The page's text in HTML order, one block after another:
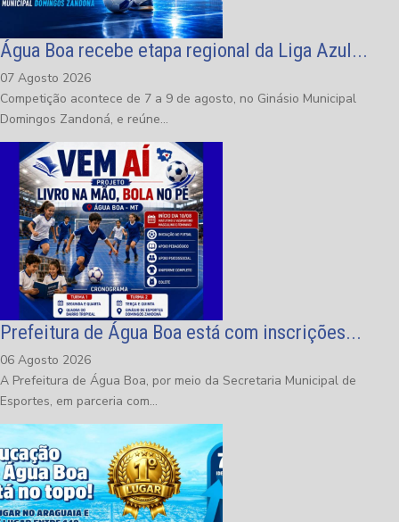
Água Boa recebe etapa regional da Liga Azul...
07 Agosto 2026
Competição acontece de 7 a 9 de agosto, no Ginásio Municipal
Domingos Zandoná, e reúne...
Prefeitura de Água Boa está com inscrições...
06 Agosto 2026
A Prefeitura de Água Boa, por meio da Secretaria Municipal de
Esportes, em parceria com...